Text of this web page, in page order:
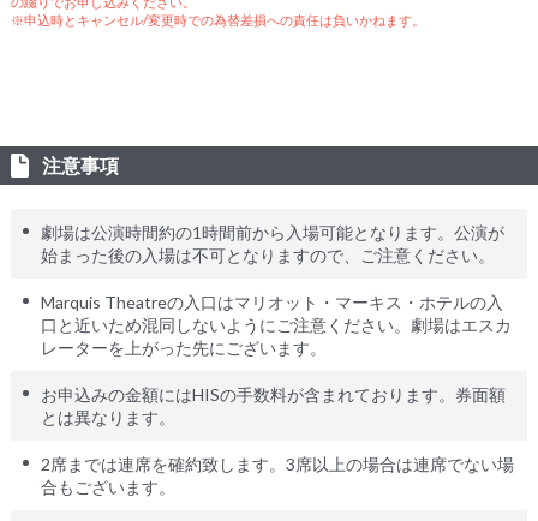
※申込時とキャンセル/変更時での為替差損への責任は負いかねます。
注意事項
劇場は公演時間約の1時間前から入場可能となります。公演が
始まった後の入場は不可となりますので、ご注意ください。
Marquis Theatreの入口はマリオット・マーキス・ホテルの入
口と近いため混同しないようにご注意ください。劇場はエスカ
レーターを上がった先にございます。
お申込みの金額にはHISの手数料が含まれております。券面額
とは異なります。
2席までは連席を確約致します。3席以上の場合は連席でない場
合もございます。